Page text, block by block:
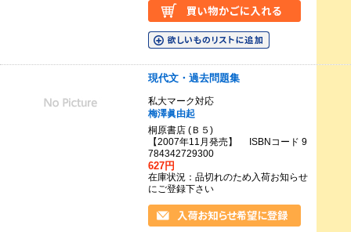
現代文・過去問題集
私大マーク対応
梅澤眞由起
桐原書店 (Ｂ５)
【2007年11月発売】 ISBNコード 9
784342729300
627円
在庫状況：品切れのため入荷お知らせ
にご登録下さい